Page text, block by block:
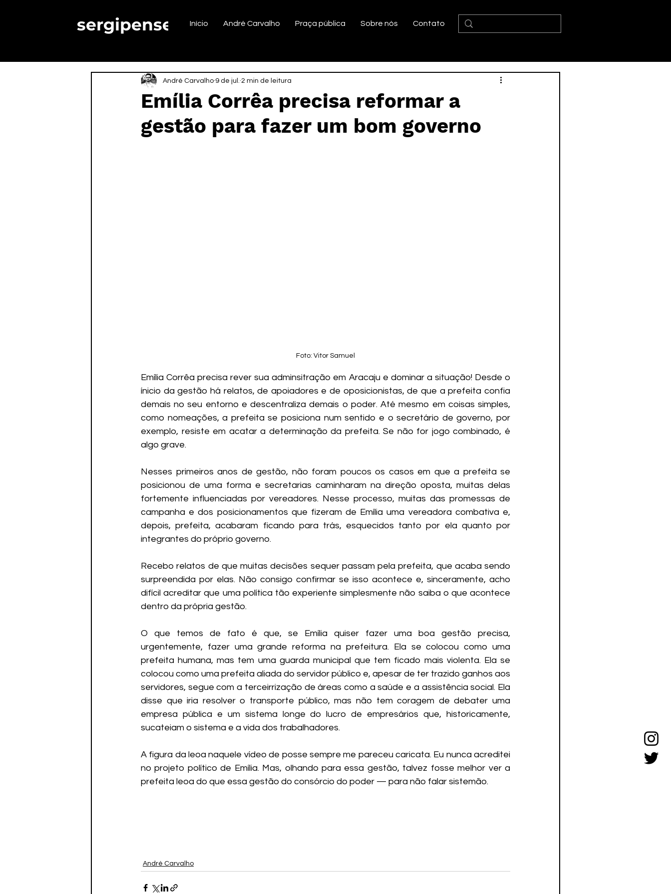
sergipense. Início André Carvalho Praça pública Sobre nós Contato
Emília Corrêa precisa reformar a
gestão para fazer um bom governo
André Carvalho 9 de jul. 2 min de leitura
Foto: Vitor Samuel
Emília Corrêa precisa rever sua adminsitração em Aracaju e dominar a situação! Desde o
ínicio da gestão há relatos, de apoiadores e de oposicionistas, de que a prefeita confia
demais no seu entorno e descentraliza demais o poder. Até mesmo em coisas simples,
como nomeações, a prefeita se posiciona num sentido e o secretário de governo, por
exemplo, resiste em acatar a determinação da prefeita. Se não for jogo combinado, é
algo grave.
Nesses primeiros anos de gestão, não foram poucos os casos em que a prefeita se
posicionou de uma forma e secretarias caminharam na direção oposta, muitas delas
fortemente influenciadas por vereadores. Nesse processo, muitas das promessas de
campanha e dos posicionamentos que fizeram de Emília uma vereadora combativa e,
depois, prefeita, acabaram ficando para trás, esquecidos tanto por ela quanto por
integrantes do próprio governo.
Recebo relatos de que muitas decisões sequer passam pela prefeita, que acaba sendo
surpreendida por elas. Não consigo confirmar se isso acontece e, sinceramente, acho
difícil acreditar que uma política tão experiente simplesmente não saiba o que acontece
dentro da própria gestão.
O que temos de fato é que, se Emília quiser fazer uma boa gestão precisa,
urgentemente, fazer uma grande reforma na prefeitura. Ela se colocou como uma
prefeita humana, mas tem uma guarda municipal que tem ficado mais violenta. Ela se
colocou como uma prefeita aliada do servidor público e, apesar de ter trazido ganhos aos
servidores, segue com a terceirrização de áreas como a saúde e a assistência social. Ela
disse que iria resolver o transporte público, mas não tem coragem de debater uma
empresa pública e um sistema longe do lucro de empresários que, historicamente,
sucateiam o sistema e a vida dos trabalhadores.
A figura da leoa naquele vídeo de posse sempre me pareceu caricata. Eu nunca acreditei
no projeto político de Emília. Mas, olhando para essa gestão, talvez fosse melhor ver a
prefeita leoa do que essa gestão do consórcio do poder — para não falar sistemão.
André Carvalho